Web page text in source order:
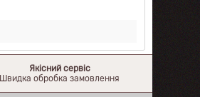
Якісний сервіс
Швидка обробка замовлення